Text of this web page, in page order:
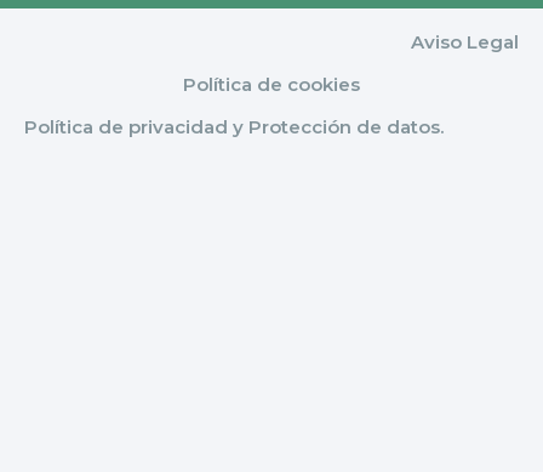
Aviso Legal
Política de cookies
Política de privacidad y Protección de datos.